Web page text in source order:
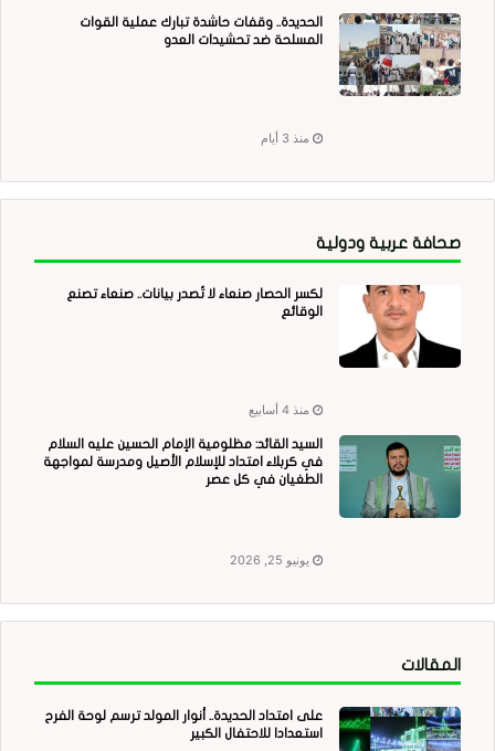
الحديدة.. وقفات حاشدة تبارك عملية القوات
المسلحة ضد تحشيدات العدو
منذ 3 أيام
صحافة عربية ودولية
لكسر الحصار صنعاء لا تُصدر بيانات.. صنعاء تصنع
الوقائع
منذ 4 أسابيع
السيد القائد: مظلومية الإمام الحسين عليه السلام
في كربلاء امتداد للإسلام الأصيل ومدرسة لمواجهة
الطغيان في كل عصر
يونيو 25, 2026
المقالات
على امتداد الحديدة.. أنوار المولد ترسم لوحة الفرح
استعدادا للاحتفال الكبير